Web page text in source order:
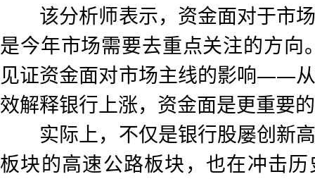
该分析师表示，资金面对于市
是今年市场需要去重点关注的方向
见证资金面对市场主线的影响——
效解释银行上涨，资金面是更重要
实际上，不仅是银行股屡创新
板块的高速公路板块，也在冲击